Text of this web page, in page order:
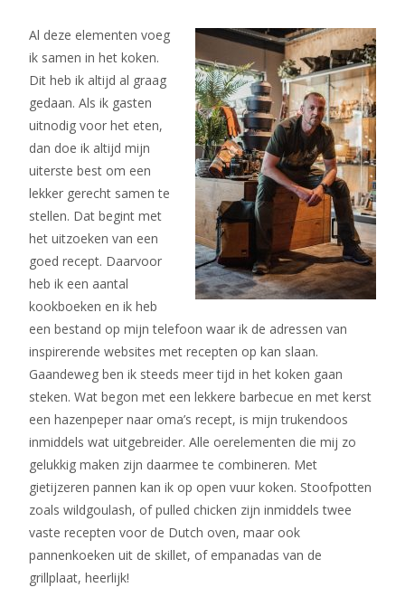
Al deze elementen voeg
ik samen in het koken.
Dit heb ik altijd al graag
gedaan. Als ik gasten
uitnodig voor het eten,
dan doe ik altijd mijn
uiterste best om een
lekker gerecht samen te
stellen. Dat begint met
het uitzoeken van een
goed recept. Daarvoor
heb ik een aantal
kookboeken en ik heb
een bestand op mijn telefoon waar ik de adressen van
inspirerende websites met recepten op kan slaan.
Gaandeweg ben ik steeds meer tijd in het koken gaan
steken. Wat begon met een lekkere barbecue en met kerst
een hazenpeper naar oma’s recept, is mijn trukendoos
inmiddels wat uitgebreider. Alle oerelementen die mij zo
gelukkig maken zijn daarmee te combineren. Met
gietijzeren pannen kan ik op open vuur koken. Stoofpotten
zoals wildgoulash, of pulled chicken zijn inmiddels twee
vaste recepten voor de Dutch oven, maar ook
pannenkoeken uit de skillet, of empanadas van de
grillplaat, heerlijk!